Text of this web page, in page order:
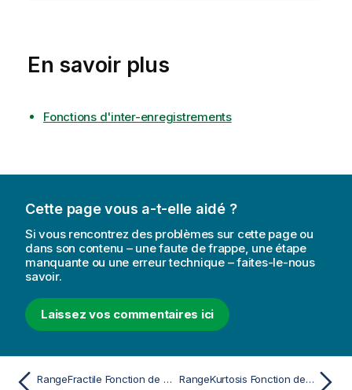
En savoir plus
Fonctions d'inter-enregistrements
Cette page vous a-t-elle aidé ?
Si vous rencontrez des problèmes sur cette page ou
dans son contenu – une faute de frappe, une étape
manquante ou une erreur technique – faites-le-nous
savoir.
Laissez vos commentaires ici
RangeFractile Fonction de script et de graphique RangeKurtosis Fonction de script et de graphique